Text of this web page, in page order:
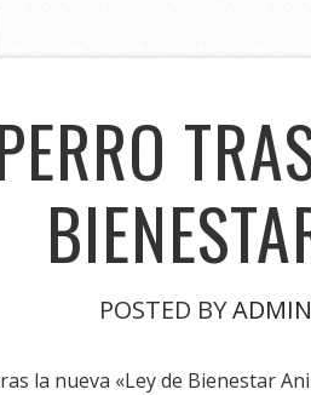
POSTED BYADMIN
la nueva «Ley de Bienestar